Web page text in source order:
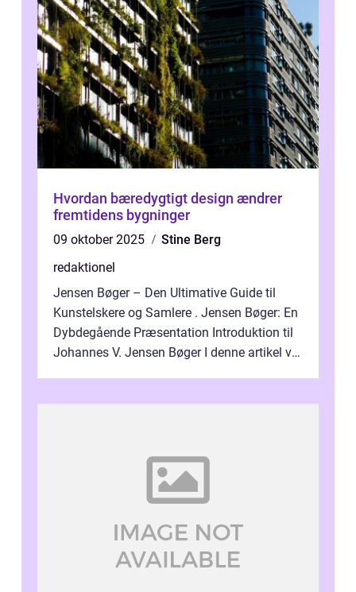
Hvordan bæredygtigt design ændrer
fremtidens bygninger
09 oktober 2025
Stine Berg
redaktionel
Jensen Bøger – Den Ultimative Guide til
Kunstelskere og Samlere . Jensen Bøger: En
Dybdegående Præsentation Introduktion til
Johannes V. Jensen Bøger I denne artikel vil